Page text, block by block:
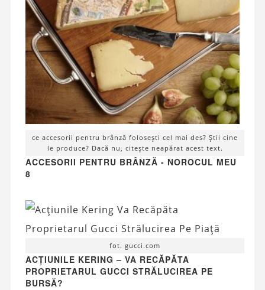
ce accesorii pentru brânză folosești cel mai des? Știi cine
le produce? Dacă nu, citește neapărat acest text.
ACCESORII PENTRU BRÂNZĂ - NOROCUL MEU
8
fot. gucci.com
ACȚIUNILE KERING – VA RECĂPĂTA
PROPRIETARUL GUCCI STRĂLUCIREA PE
BURSĂ?